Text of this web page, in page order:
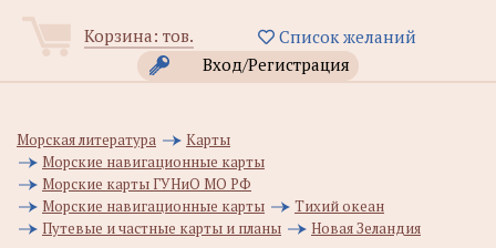
Корзина: тов.
Список желаний
Вход/Регистрация
Морская литература
Карты
Морские навигационные карты
Морские карты ГУНиО МО РФ
Морские навигационные карты
Тихий океан
Путевые и частные карты и планы
Новая Зеландия